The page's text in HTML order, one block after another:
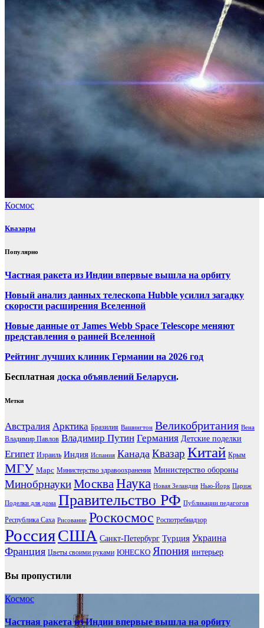
Космос
Квазары
Популярно
Частная ракета из Индии впервые вышла на орбиту
Новый анализ данных телескопа Hubble усилил загадку
скорости расширения Вселенной
Новые данные от James Webb Space Telescope меняют
представления о ранней Вселенной
Рейтинг лучших клиник Германии на 2026 год
Бесплатная доска объявлений Беларуси.
Метки
Австралия Арктика Бразилия Вашингтон Великобритания Вена
Владимир Павлов Владимир Путин Германия Детские поделки
Египет Израиль Индия Испания Канада Квазар Китай Крым
МГУ Марс Министерство здравоохранения Министерство обороны
МинобрнаукиМоскваНаука Новая Зеландия Нью-Йорк Париж
Поделки для дома Правительство РФ Публикации педагогов
Республика Саха Рисование Роскосмос Роспотребнадзор
РоссияСША Санкт-Петербург Турция Украина
Франция Цветы своими руками ЮНЕСКО Япония интерьер
Вы пропустили
Космос
Частная ракета из Индии впервые вышла на орбиту